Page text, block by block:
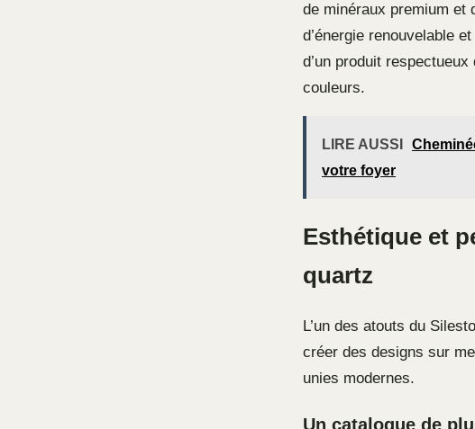
de minéraux premium et
d’énergie renouvelable
d’un produit
couleurs.
LIRE AUSSI
votre foyer
Esthétique et
quartz
L’un des atouts du
créer des designs sur
unies modernes.
Un catalogue de